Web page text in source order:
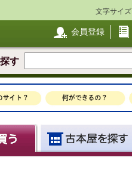
文字サイズ
会員登録
す